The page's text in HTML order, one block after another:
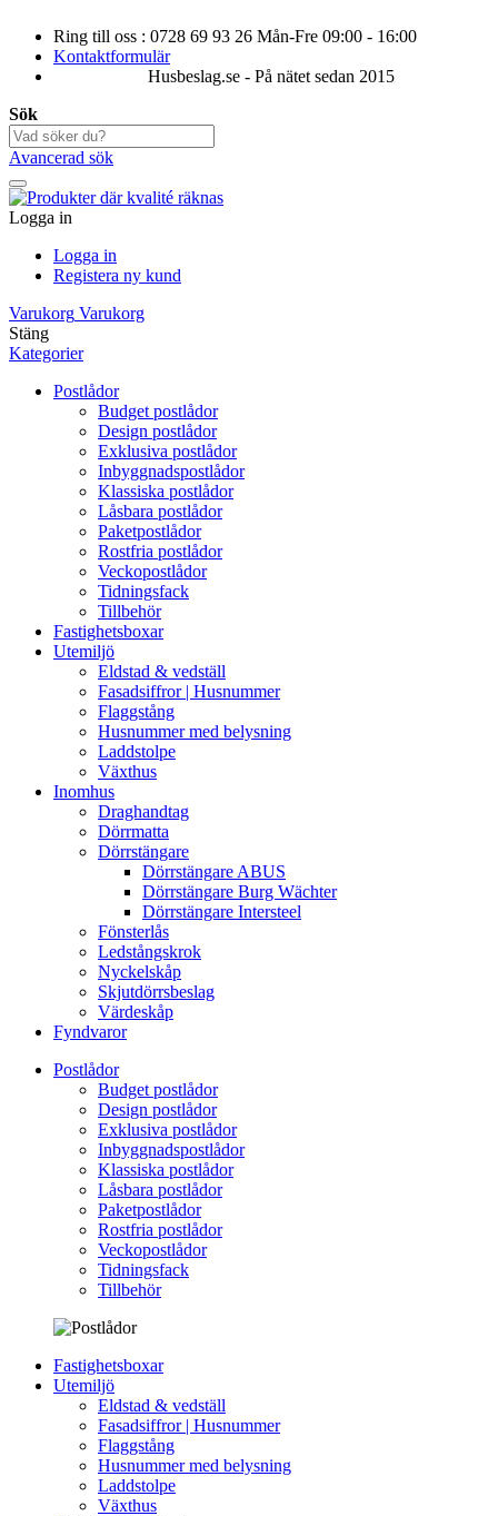
Ring till oss : 0728 69 93 26 Mån-Fre 09:00 - 16:00
Kontaktformulär
Husbeslag.se - På nätet sedan 2015
Sök
Avancerad sök
Logga in
Logga in
Registera ny kund
Varukorg Varukorg
Stäng
Kategorier
Postlådor
Budget postlådor
Design postlådor
Exklusiva postlådor
Inbyggnadspostlådor
Klassiska postlådor
Låsbara postlådor
Paketpostlådor
Rostfria postlådor
Veckopostlådor
Tidningsfack
Tillbehör
Fastighetsboxar
Utemiljö
Eldstad & vedställ
Fasadsiffror | Husnummer
Flaggstång
Husnummer med belysning
Laddstolpe
Växthus
Inomhus
Draghandtag
Dörrmatta
Dörrstängare
Dörrstängare ABUS
Dörrstängare Burg Wächter
Dörrstängare Intersteel
Fönsterlås
Ledstångskrok
Nyckelskåp
Skjutdörrsbeslag
Värdeskåp
Fyndvaror
Postlådor
Budget postlådor
Design postlådor
Exklusiva postlådor
Inbyggnadspostlådor
Klassiska postlådor
Låsbara postlådor
Paketpostlådor
Rostfria postlådor
Veckopostlådor
Tidningsfack
Tillbehör
Fastighetsboxar
Utemiljö
Eldstad & vedställ
Fasadsiffror | Husnummer
Flaggstång
Husnummer med belysning
Laddstolpe
Växthus